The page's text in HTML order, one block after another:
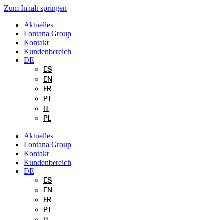
Zum Inhalt springen
Aktuelles
Lontana Group
Kontakt
Kundenbereich
DE
ES
EN
FR
PT
PL
Aktuelles
Lontana Group
Kontakt
Kundenbereich
DE
ES
EN
FR
PT